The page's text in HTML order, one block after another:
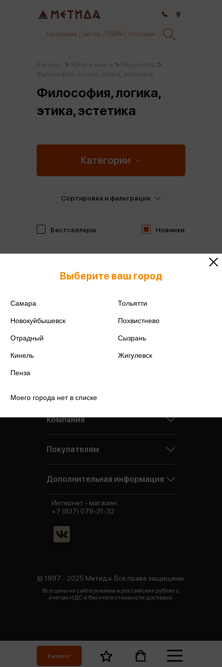
Каталог
Философия, логика,
этика, эстетика
Категории
Бестселлеры Новинки
Сортировка и фильтрация
Выберите ваш город
Самара Тольятти
Новокуйбышевск Похвистнево
Отрадный Сызрань
Кинель Жигулевск
Пенза
Моего города нет в списке
Компания
Покупателям
Дополнительная информация
© 1997 - 2025 Метида. Все права защищены.
Все цены на сайте указаны в российских рублях с
учетом НДС и без учета стоимости доставки.
Интернет - магазин:
+7 (937) 079-31-32